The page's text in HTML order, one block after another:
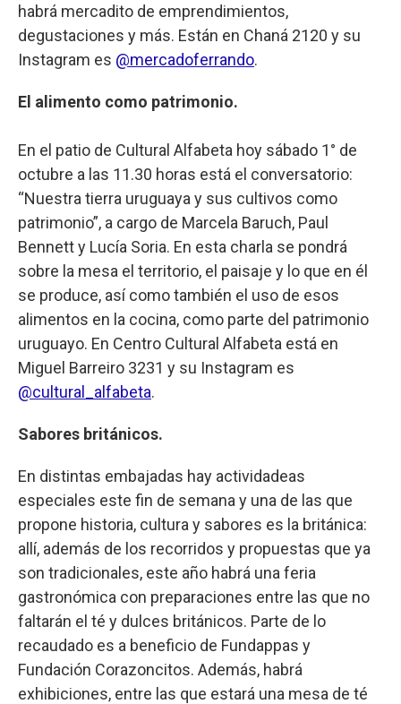
habrá mercadito de emprendimientos,
degustaciones y más. Están en Chaná 2120 y su
Instagram es @mercadoferrando.
El alimento como patrimonio.
En el patio de Cultural Alfabeta hoy sábado 1° de
octubre a las 11.30 horas está el conversatorio:
“Nuestra tierra uruguaya y sus cultivos como
patrimonio”, a cargo de Marcela Baruch, Paul
Bennett y Lucía Soria. En esta charla se pondrá
sobre la mesa el territorio, el paisaje y lo que en él
se produce, así como también el uso de esos
alimentos en la cocina, como parte del patrimonio
uruguayo. En Centro Cultural Alfabeta está en
Miguel Barreiro 3231 y su Instagram es
@cultural_alfabeta.
Sabores británicos.
En distintas embajadas hay actividadeas
especiales este fin de semana y una de las que
propone historia, cultura y sabores es la británica:
allí, además de los recorridos y propuestas que ya
son tradicionales, este año habrá una feria
gastronómica con preparaciones entre las que no
faltarán el té y dulces británicos. Parte de lo
recaudado es a beneficio de Fundappas y
Fundación Corazoncitos. Además, habrá
exhibiciones, entre las que estará una mesa de té